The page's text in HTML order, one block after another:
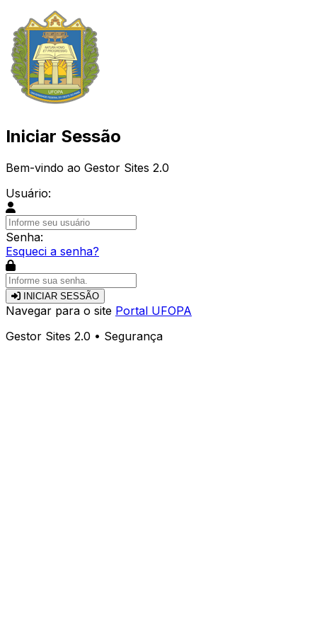
Iniciar Sessão
Bem-vindo ao Gestor Sites 2.0
Usuário:
Senha:
Esqueci a senha?
INICIAR SESSÃO
Navegar para o site Portal UFOPA
Gestor Sites 2.0 • Segurança